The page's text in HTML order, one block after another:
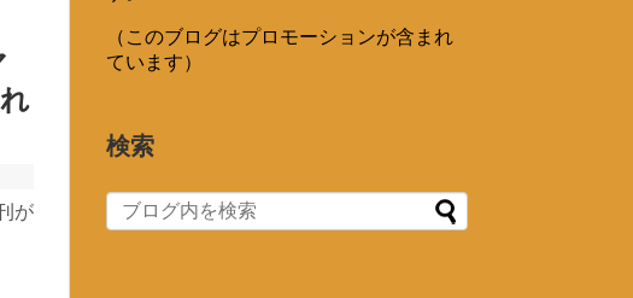
が
（このブログはプロモーションが含まれ
ています）
検索